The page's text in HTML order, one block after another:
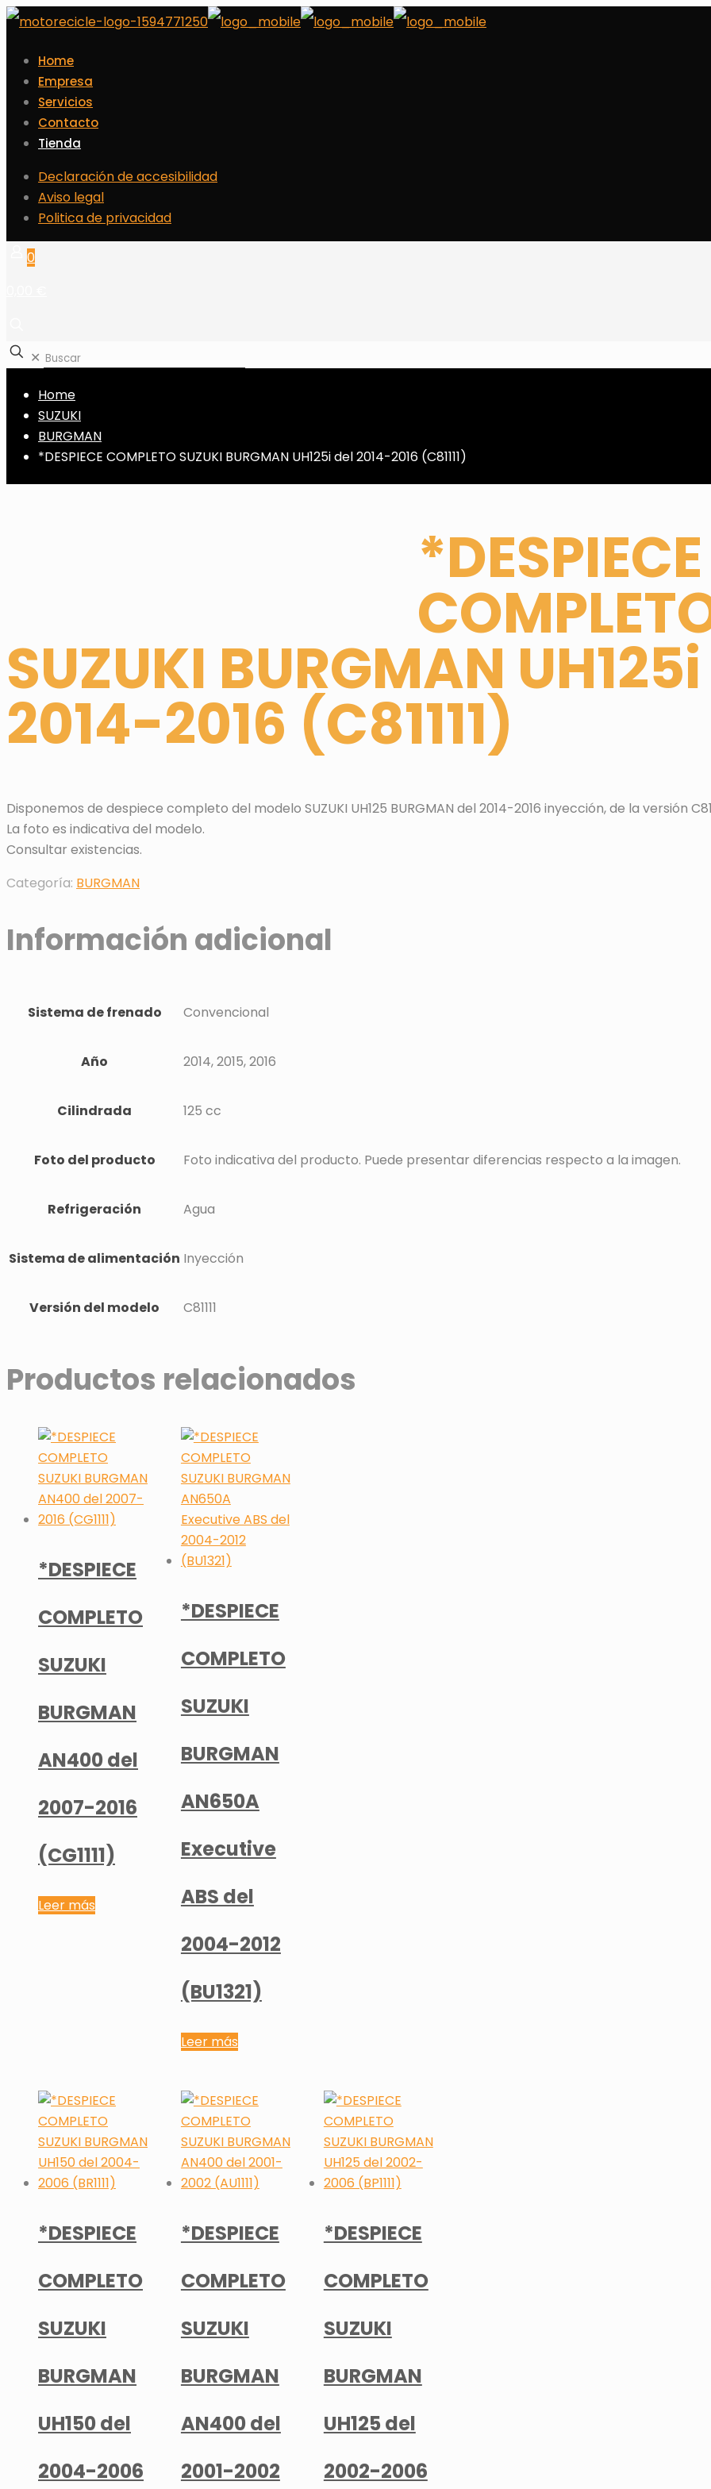
Home
Empresa
Servicios
Contacto
Tienda
Declaración de accesibilidad
Aviso legal
Politica de privacidad
0
✕
Home
SUZUKI
BURGMAN
*DESPIECE COMPLETO SUZUKI BURGMAN UH125i del 2014-2016 (C81111)
*DESPIECE
SUZUKI BURGMAN
2014-2016 (C81111)
Disponemos de despiece completo del modelo SUZUKI UH125 BURGMAN del 2014-2016 inyección, de la versión
La foto es indicativa del modelo.
Consultar existencias.
Categoría: BURGMAN
Información adicional
Sistema de frenado Convencional
Año 2014, 2015, 2016
Cilindrada 125 cc
Foto del producto Foto indicativa del producto. Puede presentar diferencias respecto a la imagen.
Refrigeración Agua
Sistema de alimentación Inyección
Versión del modelo C81111
Productos relacionados
*DESPIECE
COMPLETO
SUZUKI
BURGMAN
AN400 del
2007-2016
(CG1111)
Leer más
*DESPIECE
COMPLETO
SUZUKI
BURGMAN
AN650A
Executive
ABS del
2004-2012
(BU1321)
Leer más
*DESPIECE
COMPLETO
SUZUKI
BURGMAN
UH150 del
2004-2006
*DESPIECE
COMPLETO
SUZUKI
BURGMAN
AN400 del
2001-2002
*DESPIECE
COMPLETO
SUZUKI
BURGMAN
UH125 del
2002-2006